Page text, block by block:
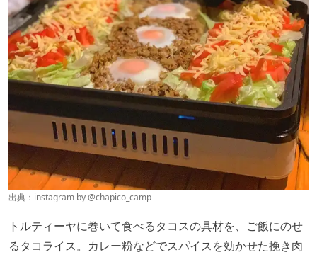
出典：instagram by@chapico_camp
トルティーヤに巻いて食べるタコスの具材を、ご飯にのせ
るタコライス。カレー粉などでスパイスを効かせた挽き肉